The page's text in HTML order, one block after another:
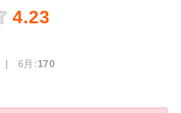
4.23
| 6月:170